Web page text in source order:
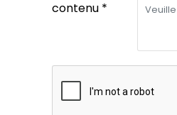
contenu *